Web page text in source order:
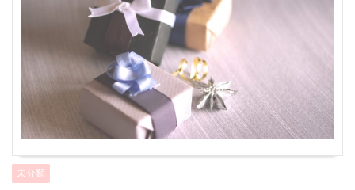
未分類